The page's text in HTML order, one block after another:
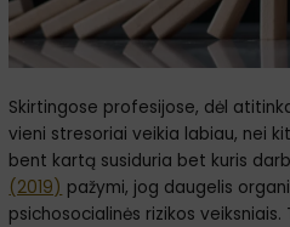
Skirtingose profesijose, dėl
vieni stresoriai veikia labiau, nei
bent kartą susiduria bet kuris
(2019) pažymi, jog daugelis
psichosocialinės rizikos veiksniais.